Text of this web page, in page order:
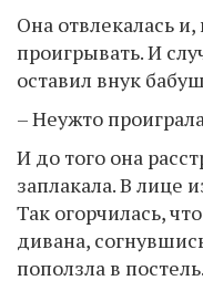
Она отвлекалась
проигрывать. И
оставил внук
– Неужто
И до того она
заплакала. В лице
Так огорчилась,
дивана,
поползла в постель.